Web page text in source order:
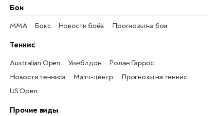
Бои
Новости боёв
MMA Прогнозы на бои
Бокс
Теннис
Новости тенниса
Australian Open
Матч-центр
Уимблдон
Прогнозы на теннис
Ролан Гаррос
US Open
Прочие виды